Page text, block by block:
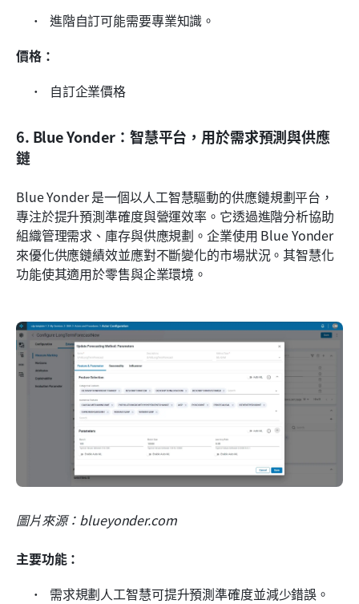
進階自訂可能需要專業知識。
價格：
自訂企業價格
6. Blue Yonder：智慧平台，用於需求預測與供應
鏈
Blue Yonder 是一個以人工智慧驅動的供應鏈規劃平台，
專注於提升預測準確度與營運效率。它透過進階分析協助
組織管理需求、庫存與供應規劃。企業使用 Blue Yonder
來優化供應鏈績效並應對不斷變化的市場狀況。其智慧化
功能使其適用於零售與企業環境。
圖片來源：blueyonder.com
主要功能：
需求規劃人工智慧可提升預測準確度並減少錯誤。